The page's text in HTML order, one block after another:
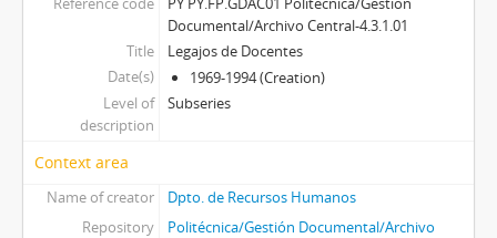
Documental/Archivo Central-4.3.1.01
Title
Legajos de Docentes
Date(s)
1969-1994 (Creation)
Level of
description
Subseries
Context area
Name of creator
Dpto. de Recursos Humanos
Repository
Politécnica/Gestión Documental/Archivo